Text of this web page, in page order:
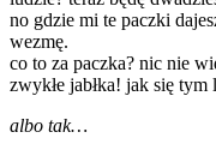
no gdzie mi te paczki
wezmę.
co to za paczka? nic nie
zwykłe jabłka! jak się tym
albo tak…